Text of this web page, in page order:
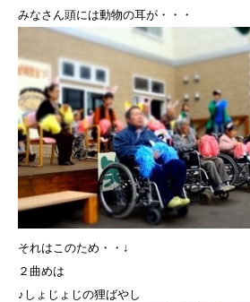
みなさん頭には動物の耳が・・・
それはこのため・・↓
２曲めは
♪しょじょじの狸ばやし